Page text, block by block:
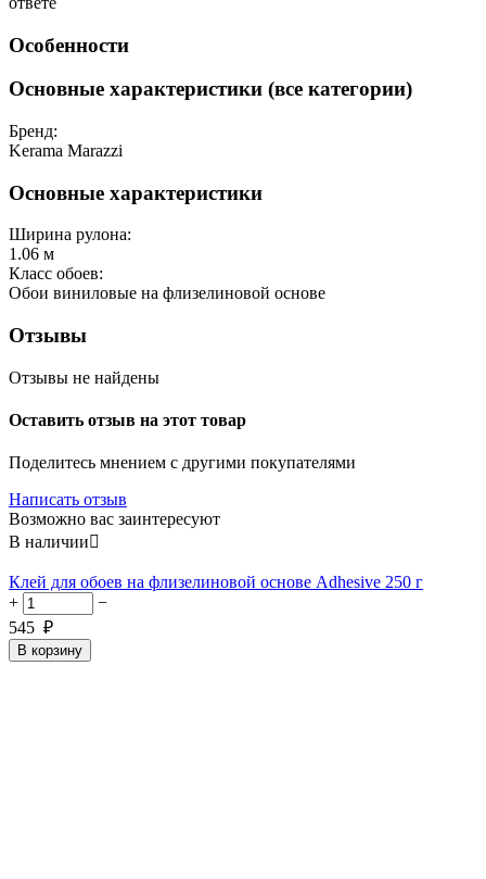
Особенности
Основные характеристики (все категории)
Бренд:
Kerama Marazzi
Основные характеристики
Ширина рулона:
1.06 м
Класс обоев:
Обои виниловые на флизелиновой основе
Отзывы
Отзывы не найдены
Оставить отзыв на этот товар
Поделитесь мнением с другими покупателями
Написать отзыв
Возможно вас заинтересуют
В наличии
Клей для обоев на флизелиновой основе Adhesive 250 г
+
−
545 ₽
В корзину